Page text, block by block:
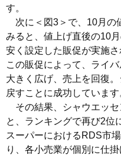
す。
次に＜図3＞で、10月の
みると、値上げ直後の10
安く設定した販促が実施
この販促によって、ライ
大きく広げ、売上を回復
戻すことに成功しています
その結果、シャウエッセ
と、ランキングで再び2位
スーパーにおけるRDS市
り、各小売業が個別に仕